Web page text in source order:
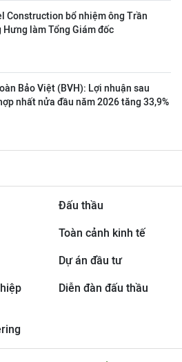
Construction bổ nhiệm ông Trần
Hưng làm Tổng Giám đốc
Bảo Việt (BVH): Lợi nhuận sau
nhất nửa đầu năm 2026 tăng 33,9%
Đấu thầu
Toàn cảnh kinh tế
Dự án đầu tư
Diễn đàn đấu thầu